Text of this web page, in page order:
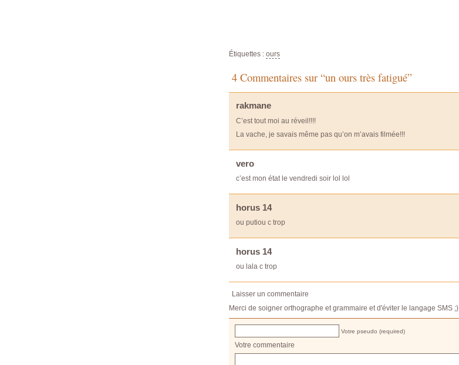
Étiquettes : ours
4 Commentaires sur “un ours très fatigué”
rakmane
C’est tout moi au réveil!!!!
La vache, je savais même pas qu’on m’avais filmée!!!
vero
c’est mon état le vendredi soir lol lol
horus 14
ou putiou c trop
horus 14
ou lala c trop
Laisser un commentaire
Merci de soigner orthographe et grammaire et d'éviter le langage SMS ;)
Votre pseudo (required)
Votre commentaire